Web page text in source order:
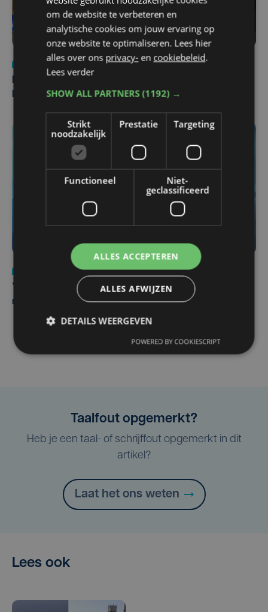
Nieuws
di 4 augustus | 09:32
Pieters Brugge
do 6 augustus | 21:30
Yaro (19), slachtoffer van vechtpartij, is na
maandenlange coma overleden
Taalfout opgemerkt?
Heb je een taal- of schrijffout opgemerkt in dit
artikel?
Laat het ons weten
Lees ook
om de website te verbeteren en
analytische cookies om jouw ervaring op
onze website te optimaliseren. Lees hier
alles over ons privacy- en cookiebeleid.
Lees verder
SHOW ALL PARTNERS(1192) →
Strikt
noodzakelijk
Prestatie Targeting
Functioneel
Niet-
geclassificeerd
ALLES ACCEPTEREN
ALLES AFWIJZEN
DETAILS WEERGEVEN
POWERED BY COOKIESCRIPT